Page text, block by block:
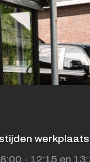
werkplaats
8:00 - 12:15 en